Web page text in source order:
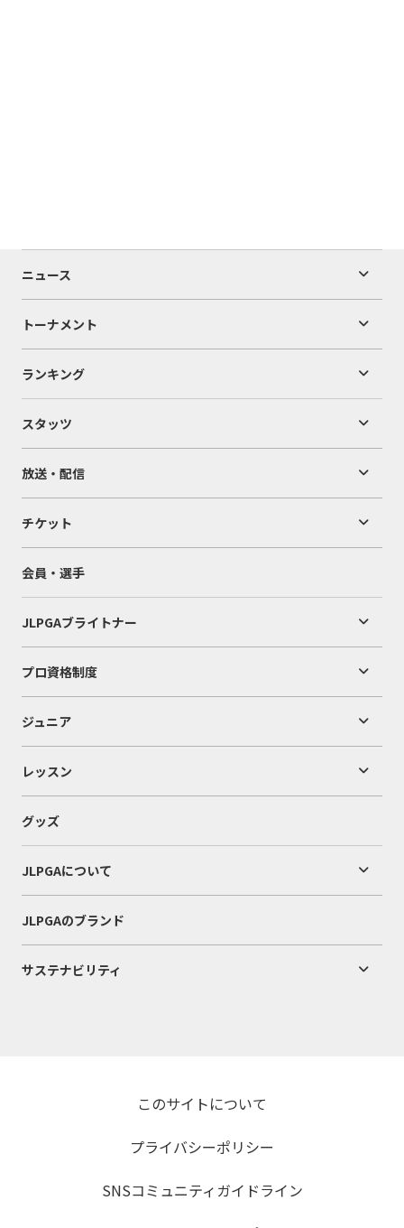
ニュース
トーナメント
ランキング
スタッツ
放送・配信
チケット
会員・選手
JLPGAブライトナー
プロ資格制度
ジュニア
レッスン
グッズ
JLPGAについて
JLPGAのブランド
サステナビリティ
このサイトについて
プライバシーポリシー
SNSコミュニティガイドライン